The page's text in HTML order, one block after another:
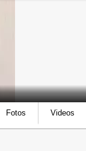
Fotos Videos